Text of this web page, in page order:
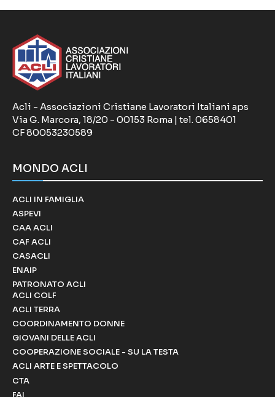
Acli - Associazioni Cristiane Lavoratori Italiani aps
Via G. Marcora, 18/20 - 00153 Roma | tel. 0658401
CF 80053230589
MONDO ACLI
ACLI IN FAMIGLIA
ASPEVI
CAA ACLI
CAF ACLI
CASACLI
ENAIP
PATRONATO ACLI
ACLI COLF
ACLI TERRA
COORDINAMENTO DONNE
GIOVANI DELLE ACLI
COOPERAZIONE SOCIALE - SU LA TESTA
ACLI ARTE E SPETTACOLO
CTA
FAI